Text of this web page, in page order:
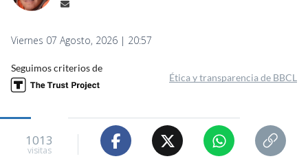
Viernes 07 Agosto, 2026 | 20:57
Seguimos criterios de
Ética y transparencia de BBCL
1013
visitas